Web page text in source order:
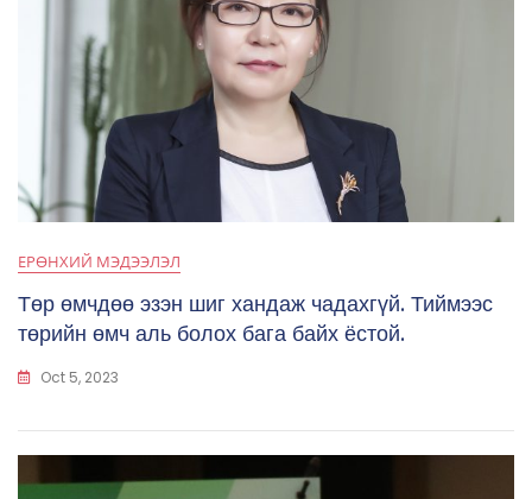
ЕРӨНХИЙ МЭДЭЭЛЭЛ
Төр өмчдөө эзэн шиг хандаж чадахгүй. Тиймээс
төрийн өмч аль болох бага байх ёстой.
Oct 5, 2023